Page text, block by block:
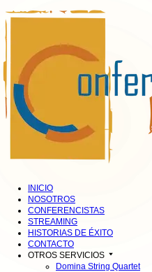
INICIO
NOSOTROS
CONFERENCISTAS
STREAMING
HISTORIAS DE ÉXITO
CONTACTO
OTROS SERVICIOS
Domina String Quartet